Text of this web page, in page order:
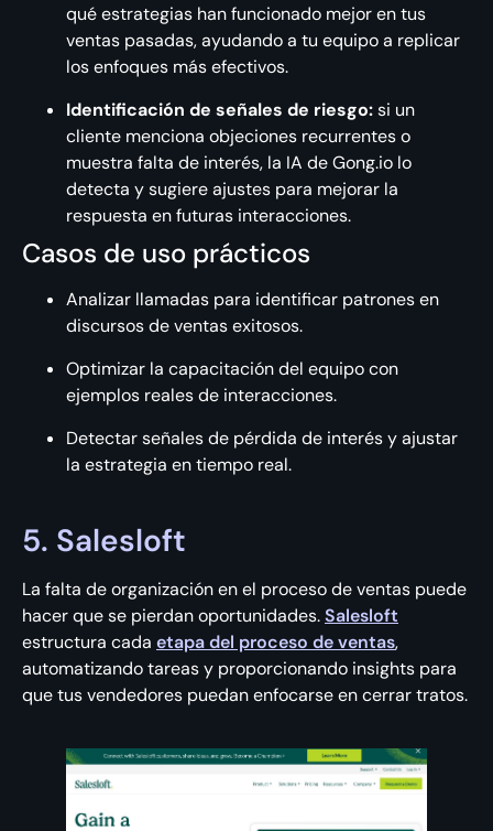
qué estrategias han funcionado mejor en tus
ventas pasadas, ayudando a tu equipo a replicar
los enfoques más efectivos.
Identificación de señales de riesgo:si un
cliente menciona objeciones recurrentes o
muestra falta de interés, la IA de Gong.io lo
detecta y sugiere ajustes para mejorar la
respuesta en futuras interacciones.
Casos de uso prácticos
Analizar llamadas para identificar patrones en
discursos de ventas exitosos.
Optimizar la capacitación del equipo con
ejemplos reales de interacciones.
Detectar señales de pérdida de interés y ajustar
la estrategia en tiempo real.
5. Salesloft
La falta de organización en el proceso de ventas puede
hacer que se pierdan oportunidades.Salesloft
estructura cada etapa del proceso de ventas,
automatizando tareas y proporcionando insights para
que tus vendedores puedan enfocarse en cerrar tratos.